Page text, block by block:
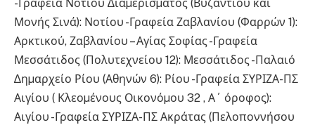
-Γραφεία Νότιου ∆ιαµερίσµατος (Βυζαντίου και
Μονής Σινά): Νοτίου -Γραφεία Ζαβλανίου (Φαρρών 1):
Αρκτικού, Ζαβλανίου – Αγίας Σοφίας -Γραφεία
Μεσσάτιδος (Πολυτεχνείου 12): Μεσσάτιδος -Παλαιό
∆ηµαρχείο Ρίου (Αθηνών 6): Ρίου -Γραφεία ΣΥΡΙΖΑ-ΠΣ
Αιγίου ( Κλεοµένους Οικονόµου 32 , Α΄ όροφος):
Αιγίου -Γραφεία ΣΥΡΙΖΑ-ΠΣ Ακράτας (Πελοποννήσου